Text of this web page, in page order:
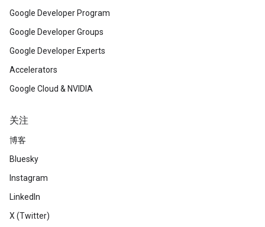
Google Developer Program
Google Developer Groups
Google Developer Experts
Accelerators
Google Cloud & NVIDIA
关注
博客
Bluesky
Instagram
LinkedIn
X (Twitter)